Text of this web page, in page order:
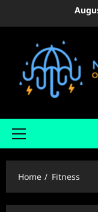
Primary
Home Fitness